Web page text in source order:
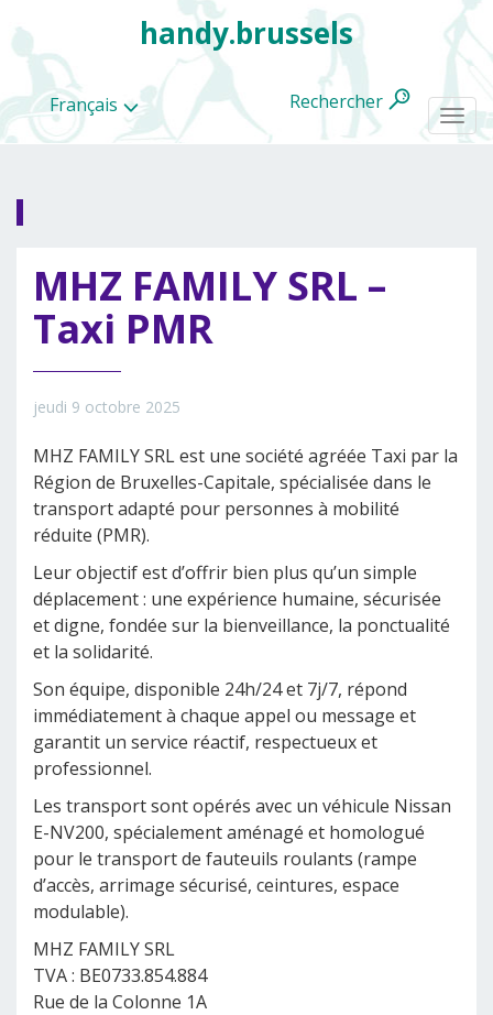
Français
handy.brussels
Rechercher
MHZ FAMILY SRL –
Taxi PMR
jeudi 9 octobre 2025
MHZ FAMILY SRL est une société agréée Taxi par la
Région de Bruxelles-Capitale, spécialisée dans le
transport adapté pour personnes à mobilité
réduite (PMR).
Leur objectif est d’offrir bien plus qu’un simple
déplacement : une expérience humaine, sécurisée
et digne, fondée sur la bienveillance, la ponctualité
et la solidarité.
Son équipe, disponible 24h/24 et 7j/7, répond
immédiatement à chaque appel ou message et
garantit un service réactif, respectueux et
professionnel.
Les transport sont opérés avec un véhicule Nissan
E-NV200, spécialement aménagé et homologué
pour le transport de fauteuils roulants (rampe
d’accès, arrimage sécurisé, ceintures, espace
modulable).
MHZ FAMILY SRL
TVA : BE0733.854.884
Rue de la Colonne 1A
les
categories